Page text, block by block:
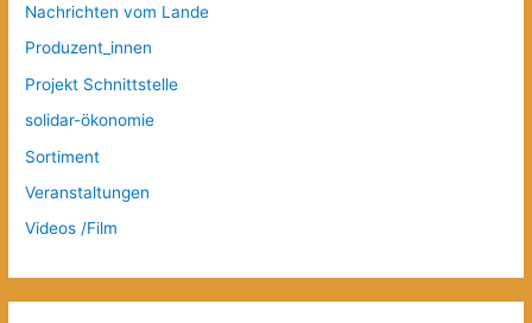
Nachrichten vom Lande
Produzent_innen
Projekt Schnittstelle
solidar-ökonomie
Sortiment
Veranstaltungen
Videos /Film